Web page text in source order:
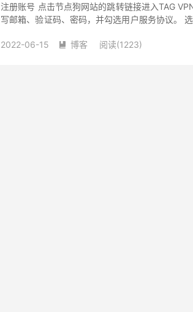
注册账号 点击节点狗网站的跳转链接进入TAG
写邮箱、验证码、密码，并勾选用户服务协议。
2022-06-15  博客 阅读(1223)